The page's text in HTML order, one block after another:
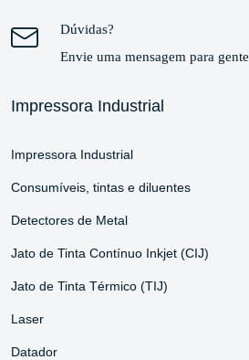
Dúvidas?
Envie uma mensagem para gente
Impressora Industrial
Impressora Industrial
Consumíveis, tintas e diluentes
Detectores de Metal
Jato de Tinta Contínuo Inkjet (CIJ)
Jato de Tinta Térmico (TIJ)
Laser
Datador